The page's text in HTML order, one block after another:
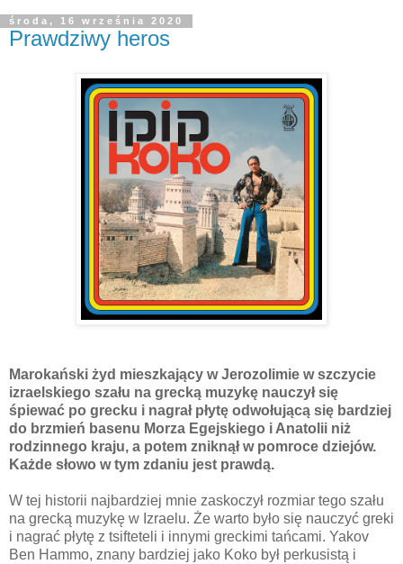
środa, 16 września 2020
Prawdziwy heros
Marokański żyd mieszkający w Jerozolimie w szczycie
izraelskiego szału na grecką muzykę nauczył się
śpiewać po grecku i nagrał płytę odwołującą się bardziej
do brzmień basenu Morza Egejskiego i Anatolii niż
rodzinnego kraju, a potem zniknął w pomroce dziejów.
Każde słowo w tym zdaniu jest prawdą.
W tej historii najbardziej mnie zaskoczył rozmiar tego szału
na grecką muzykę w Izraelu. Że warto było się nauczyć greki
i nagrać płytę z tsifteteli i innymi greckimi tańcami. Yakov
Ben Hammo, znany bardziej jako Koko był perkusistą i